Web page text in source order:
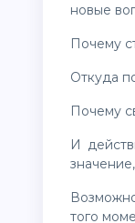
новые
Почему
Откуда
Почему
И действительно ли красный порошок был всего лишь краской, или же для древних майя он имел
Возможно, ответы на эти вопросы до сих пор скрыты где-то среди заросших джунглями руин, ожидая
того